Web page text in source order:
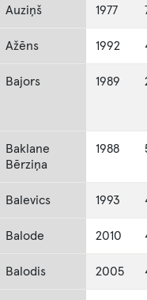
Auziņš 1977
Ažēns 1992
Bajors 1989
Baklane
Bērziņa
1988
Balevics 1993
Balode 2010
Balodis 2005